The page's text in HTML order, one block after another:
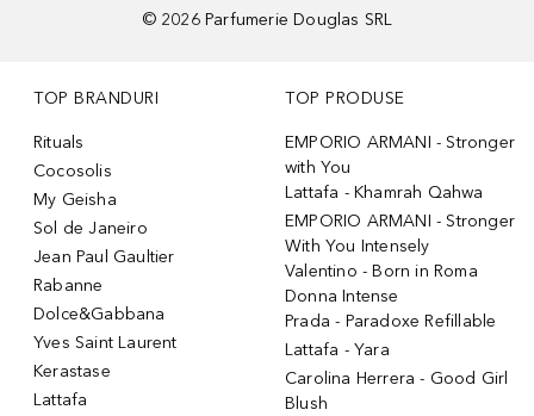
© 2026 Parfumerie Douglas SRL
TOP BRANDURI
Rituals
Cocosolis
My Geisha
Sol de Janeiro
Jean Paul Gaultier
Rabanne
Dolce&Gabbana
Yves Saint Laurent
Kerastase
Lattafa
TOP PRODUSE
EMPORIO ARMANI - Stronger
with You
Lattafa - Khamrah Qahwa
EMPORIO ARMANI - Stronger
With You Intensely
Valentino - Born in Roma
Donna Intense
Prada - Paradoxe Refillable
Lattafa - Yara
Carolina Herrera - Good Girl
Blush